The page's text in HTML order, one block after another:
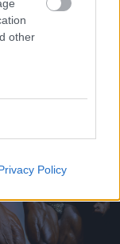
other
Policy